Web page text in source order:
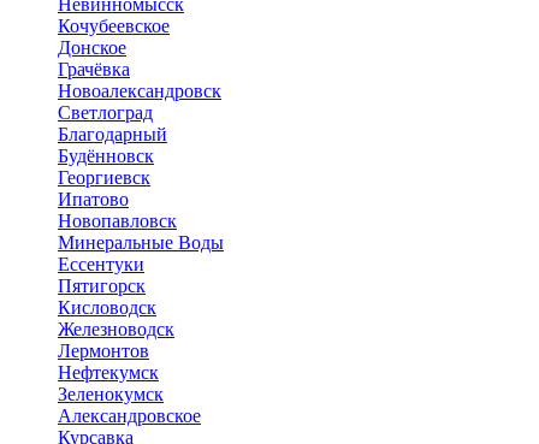
Невинномысск
Кочубеевское
Донское
Грачёвка
Новоалександровск
Светлоград
Благодарный
Будённовск
Георгиевск
Ипатово
Новопавловск
Минеральные Воды
Ессентуки
Пятигорск
Кисловодск
Железноводск
Лермонтов
Нефтекумск
Зеленокумск
Александровское
Курсавка